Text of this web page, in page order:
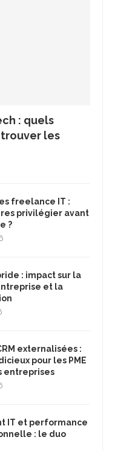
: quels
les
freelance IT :
privilégier avant
?
: impact sur la
et la
externalisées :
pour les PME
entreprises
IT et performance
: le duo